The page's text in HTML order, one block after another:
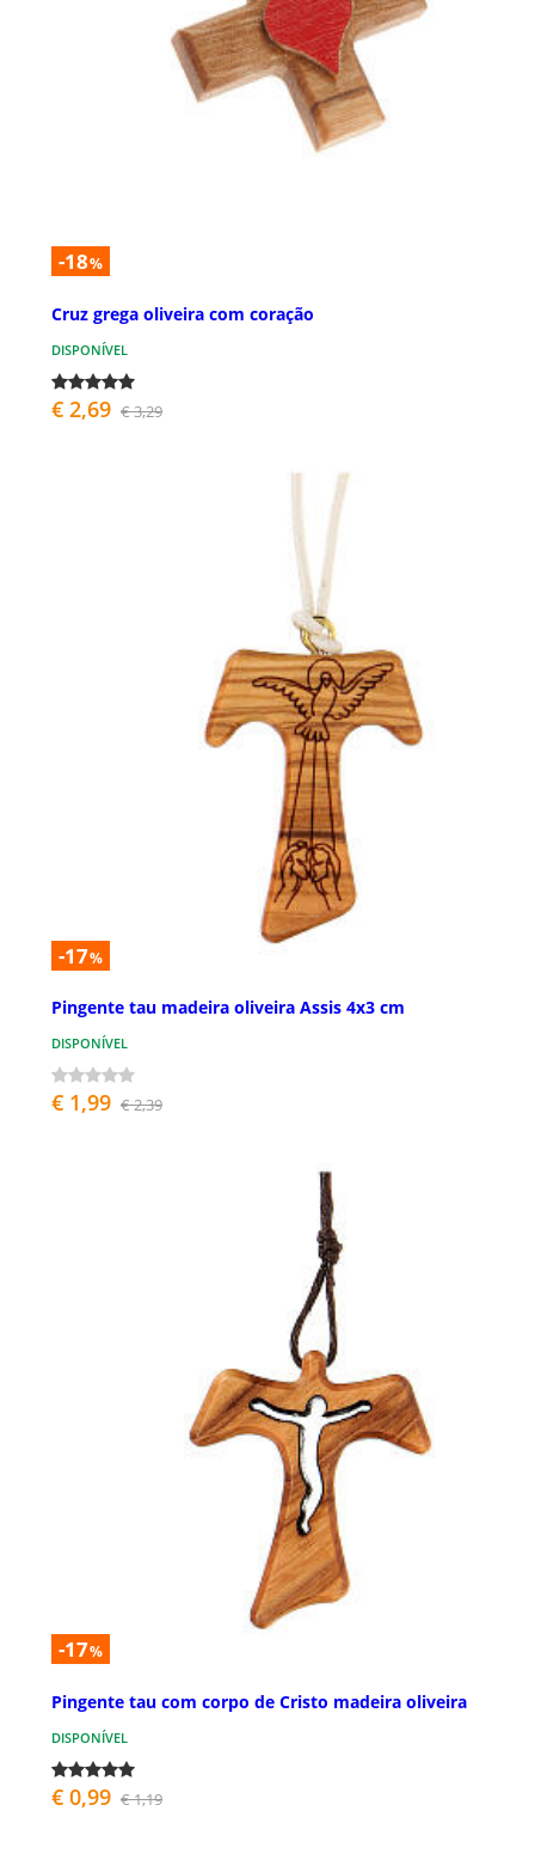
-18%
Cruz grega oliveira com coração
DISPONÍVEL
€ 2,69 € 3,29
-17%
Pingente tau madeira oliveira Assis 4x3 cm
DISPONÍVEL
€ 1,99 € 2,39
-17%
Pingente tau com corpo de Cristo madeira oliveira
DISPONÍVEL
€ 0,99 € 1,19